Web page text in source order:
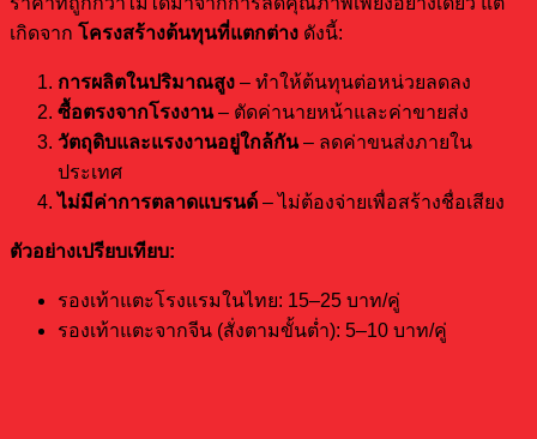
เกิดจาก โครงสร้างต้นทุนที่แตกต่าง ดังนี้:
การผลิตในปริมาณสูง – ทำให้ต้นทุนต่อหน่วยลดลง
ซื้อตรงจากโรงงาน– ตัดค่านายหน้าและค่าขายส่ง
วัตถุดิบและแรงงานอยู่ใกล้กัน– ลดค่าขนส่งภายใน
ประเทศ
ไม่มีค่าการตลาดแบรนด์ – ไม่ต้องจ่ายเพื่อสร้างชื่อเสียง
ตัวอย่างเปรียบเทียบ:
รองเท้าแตะโรงแรมในไทย: 15–25 บาท/คู่
รองเท้าแตะจากจีน (สั่งตามขั้นต่ำ): 5–10 บาท/คู่